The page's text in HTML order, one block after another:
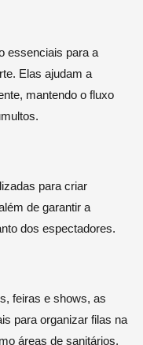
essenciais para a
Elas ajudam a
mantendo o fluxo
para criar
de garantir a
dos espectadores.
feiras e shows, as
para organizar filas na
áreas de sanitários.